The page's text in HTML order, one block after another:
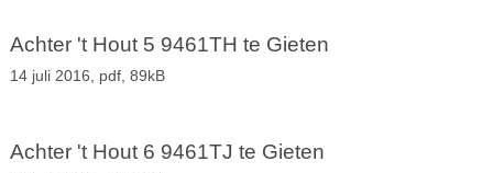
Achter 't Hout 5 9461TH te Gieten
14 juli 2016, pdf, 89kB
Achter 't Hout 6 9461TJ te Gieten